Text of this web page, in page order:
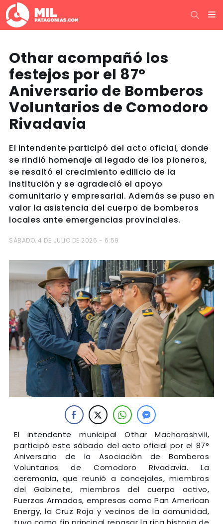
Othar acompañó los
festejos por el 87°
Aniversario de Bomberos
Voluntarios de Comodoro
Rivadavia
El intendente participó del acto oficial, donde
se rindió homenaje al legado de los pioneros,
se resaltó el crecimiento edilicio de la
institución y se agradeció el apoyo
comunitario y empresarial. Además se puso en
valor la asistencia del cuerpo de bomberos
locales ante emergencias provinciales.
SÁBADO, 4 DE JULIO DE 2026 - 6:59
El intendente municipal Othar Macharashvili,
participó este sábado del acto oficial por el 87°
Aniversario de la Asociación de Bomberos
Voluntarios de Comodoro Rivadavia. La
ceremonia, que reunió a concejales, miembros
del Gabinete, miembros del cuerpo activo,
Fuerzas Armadas, empresas como Pan American
Energy, la Cruz Roja y vecinos de la comunidad,